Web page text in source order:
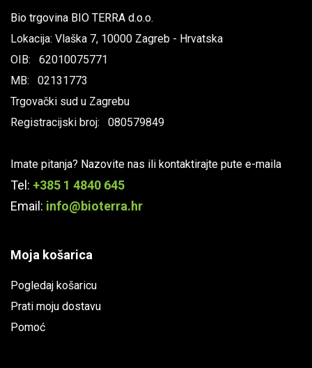
Bio trgovina BIO TERRA d.o.o.
Lokacija: Vlaška 7, 10000 Zagreb - Hrvatska
OIB: 62010075771
MB: 02131773
Trgovački sud u Zagrebu
Registracijski broj: 080579849
Imate pitanja? Nazovite nas ili kontaktirajte pute e-maila
Tel: +385 1 4840 645
Email: info@bioterra.hr
Moja košarica
Pogledaj košaricu
Prati moju dostavu
Pomoć